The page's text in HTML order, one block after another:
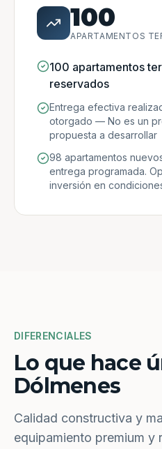
100
APARTAMENTOS
100 apartamentos
reservados
Entrega efectiva
otorgado — No es un
propuesta a desarrollar
98 apartamentos
entrega programada.
inversión en
DIFERENCIALES
Lo que hace
Dólmenes
Calidad constructiva y
equipamiento premium y